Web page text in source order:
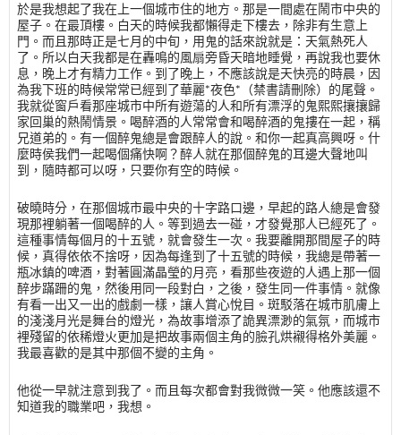
於是我想起了我在上一個城市住的地方。那是一間處在鬧市中央的
屋子。在最頂樓。白天的時候我都懶得走下樓去，除非有生意上
門。而且那時正是七月的中旬，用鬼的話來說就是：天氣熱死人
了。所以白天我都是在轟鳴的風扇旁昏天暗地睡覺，再說我也要休
息，晚上才有精力工作。到了晚上，不應該說是天快亮的時晨，因
為我下班的時候常常已經到了華麗*夜色*（禁書請刪除）的尾聲。
我就從窗戶看那座城市中所有遊蕩的人和所有漂浮的鬼熙熙攘攘歸
家回巢的熱鬧情景。喝醉酒的人常常會和喝醉酒的鬼摟在一起，稱
兄道弟的。有一個醉鬼總是會跟醉人的說。和你一起真高興呀。什
麼時侯我們一起喝個痛快啊？醉人就在那個醉鬼的耳邊大聲地叫
到，隨時都可以呀，只要你有空的時候。
破曉時分，在那個城市最中央的十字路口邊，早起的路人總是會發
現那裡躺著一個喝醉的人。等到過去一碰，才發覺那人已經死了。
這種事情每個月的十五號，就會發生一次。我要離開那間屋子的時
候，真得依依不捨呀，因為每逢到了十五號的時候，我總是帶著一
瓶冰鎮的啤酒，對著圓滿晶瑩的月亮，看那些夜遊的人遇上那一個
醉步蹣跚的鬼，然後用同一段對白，之後，發生同一件事情。就像
有看一出又一出的戲劇一樣，讓人賞心悅目。斑駁落在城市肌膚上
的淺淺月光是舞台的燈光，為故事增添了詭異漂渺的氣氛，而城市
裡殘留的依稀燈火更加是把故事兩個主角的臉孔烘襯得格外美麗。
我最喜歡的是其中那個不變的主角。
他從一早就注意到我了。而且每次都會對我微微一笑。他應該還不
知道我的職業吧，我想。